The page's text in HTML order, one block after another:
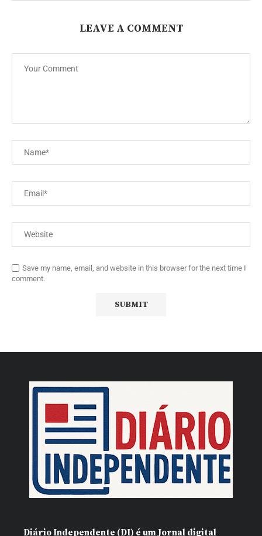
LEAVE A COMMENT
Save my name, email, and website in this browser for the next time I
comment.
Diário Independente (DI) é um Jornal digital